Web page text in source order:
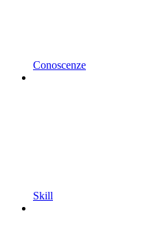
Conoscenze
Skill